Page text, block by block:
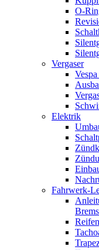
O-
Vergaser
Elektrik
Fahrwerk-